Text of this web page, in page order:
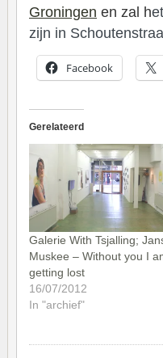
Groningen en zal h
zijn in
Facebook
Gerelateerd
Galerie With Tsjalling;
Muskee – Without you I
getting lost
16/07/2012
In "archief"